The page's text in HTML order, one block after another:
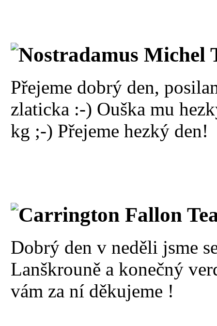
Nostradamus Michel
Přejeme dobrý den,
zlaticka :-) Ouška mu
kg ;-) Přejeme hezký den!
Carrington Fallon
Dobrý den v neděli jsme
Lanškrouně a konečný
vám za ní děkujeme !